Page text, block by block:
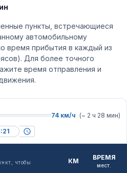
пункты, встречающиеся
автомобильному
время прибытия в каждый из
Для более точного
время отправления и
74 км/ч (~ 2 ч 28 мин)
чтобы
КМ ВРЕМЯ
мест.